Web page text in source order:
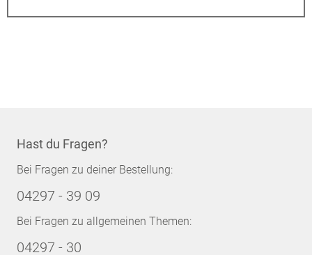
Hast du Fragen?
Bei Fragen zu deiner Bestellung:
04297 - 39 09
Bei Fragen zu allgemeinen Themen:
04297 - 30